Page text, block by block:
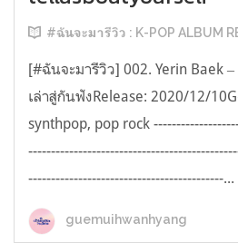
#ฉันจะมารีวิว : K-POP ALBUM
[#ฉันจะมารีวิว] 002. Yerin Baek
เล่าสู่กันฟังRelease: 2020/12/
synthpop, pop rock
-------------------------------------------...
guemuihwanhyang